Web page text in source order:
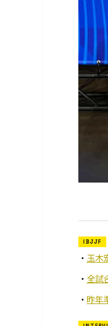
IBJJF
玉木
全試
昨年